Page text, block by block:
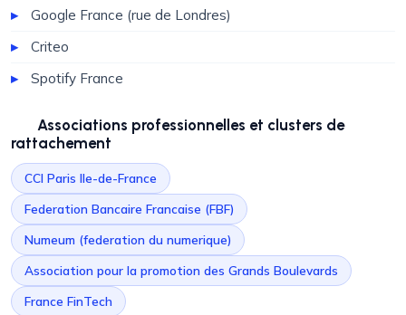
Google France (rue de Londres)
Criteo
Spotify France
Associations professionnelles et clusters de
rattachement
CCI Paris Ile-de-France
Federation Bancaire Francaise (FBF)
Numeum (federation du numerique)
Association pour la promotion des Grands Boulevards
France FinTech